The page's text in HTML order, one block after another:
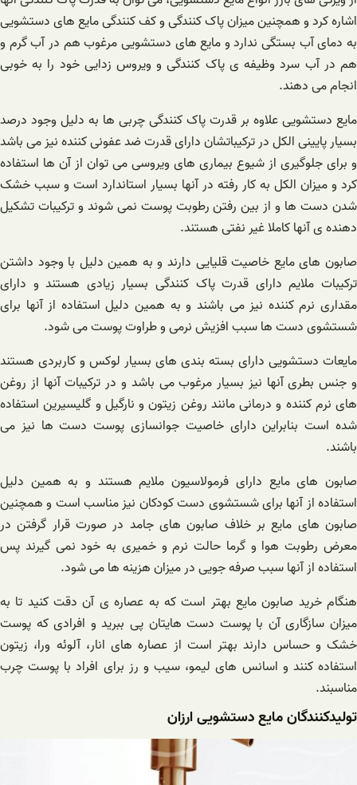
اشاره کرد و همچنین میزان پاک کنندگی و کف کنندگی مایع های دستشویی
به دمای آب بستگی ندارد و مایع های دستشویی مرغوب هم در آب گرم و
هم در آب سرد وظیفه ی پاک کنندگی و ویروس زدایی خود را به خوبی
انجام می دهند.
مایع دستشویی علاوه بر قدرت پاک کنندگی چربی ها به دلیل وجود درصد
بسیار پایینی الکل در ترکیباتشان دارای قدرت ضد عفونی کننده نیز می باشد
و برای جلوگیری از شیوع بیماری های ویروسی می توان از آن ها استفاده
کرد و میزان الکل به کار رفته در آنها بسیار استاندارد است و سبب خشک
شدن دست ها و از بین رفتن رطوبت پوست نمی شوند و ترکیبات تشکیل
دهنده ی آنها کاملا غیر نفتی هستند.
صابون های مایع خاصیت قلیایی دارند و به همین دلیل با وجود داشتن
ترکیبات ملایم دارای قدرت پاک کنندگی بسیار زیادی هستند و دارای
مقداری نرم کننده نیز می باشند و به همین دلیل استفاده از آنها برای
شستشوی دست ها سبب افزیش نرمی و طراوت پوست می شود.
مایعات دستشویی دارای بسته بندی های بسیار لوکس و کاربردی هستند
و جنس بطری آنها نیز بسیار مرغوب می باشد و در ترکیبات آنها از روغن
های نرم کننده و درمانی مانند روغن زیتون و نارگیل و گلیسیرین استفاده
شده است بنابراین دارای خاصیت جوانسازی پوست دست ها نیز می
باشند.
صابون های مایع دارای فرمولاسیون ملایم هستند و به همین دلیل
استفاده از آنها برای شستشوی دست کودکان نیز مناسب است و همچنین
صابون های مایع بر خلاف صابون های جامد در صورت قرار گرفتن در
معرض رطوبت هوا و گرما حالت نرم و خمیری به خود نمی گیرند پس
استفاده از آنها سبب صرفه جویی در میزان هزینه ها می شود.
هنگام خرید صابون مایع بهتر است که به عصاره ی آن دقت کنید تا به
میزان سازگاری آن با پوست دست هایتان پی ببرید و افرادی که پوست
خشک و حساس دارند بهتر است از عصاره های انار، آلوئه ورا، زیتون
استفاده کنند و اسانس های لیمو، سیب و رز برای افراد با پوست چرب
مناسبند.
تولیدکنندگان مایع دستشویی ارزان